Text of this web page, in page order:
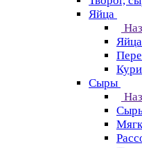
Яйца
Яйца
Сыры